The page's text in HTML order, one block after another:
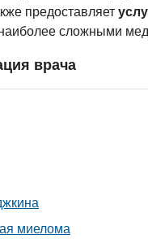
предоставляет
сложными
врача
миелома